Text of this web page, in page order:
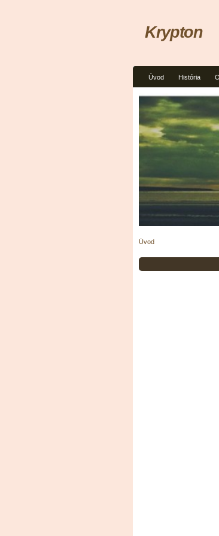
Úvod História
Krypton
Úvod